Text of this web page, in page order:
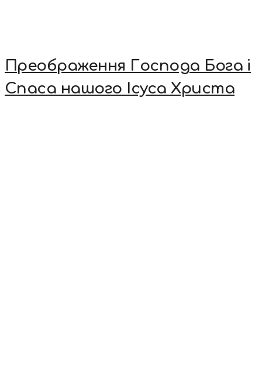
Преображення Господа Бога і
Спаса нашого Ісуса Христа